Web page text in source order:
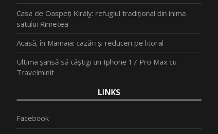
Casa de Oaspeți Király: refugiul tradițional din inima
satului Rimetea
Acasă, în Mamaia: cazări și reduceri pe litoral
Ultima șansă să câștigi un Iphone 17 Pro Max cu
Travelminit
LINKS
Facebook